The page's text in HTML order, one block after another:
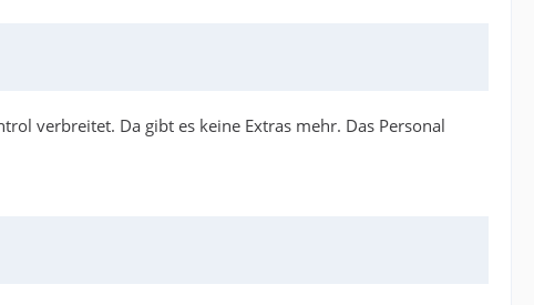
verbreitet. Da gibt es keine Extras mehr. Das Personal